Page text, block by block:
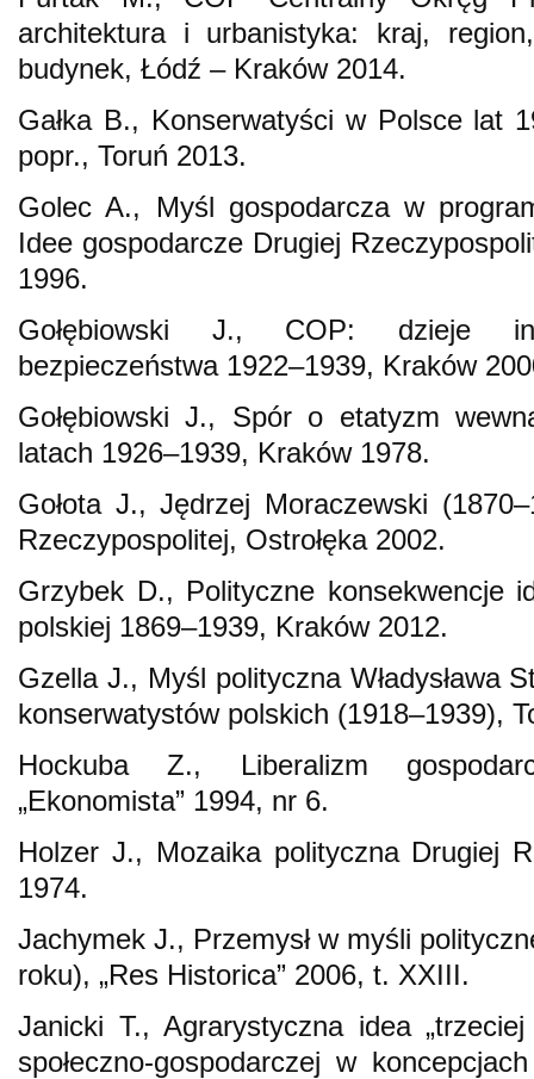
architektura i urbanistyka: kraj,
budynek, Łódź – Kraków 2014.
Gałka B., Konserwatyści w Polsce lat
popr., Toruń 2013.
Golec A., Myśl gospodarcza w
Idee gospodarcze Drugiej
1996.
Gołębiowski J., COP: dzieje
bezpieczeństwa 1922–1939, Kraków
Gołębiowski J., Spór o etatyzm
latach 1926–1939, Kraków 1978.
Gołota J., Jędrzej Moraczewski
Rzeczypospolitej, Ostrołęka 2002.
Grzybek D., Polityczne konsekwencje
polskiej 1869–1939, Kraków 2012.
Gzella J., Myśl polityczna Władysława
konserwatystów polskich (1918–1939),
Hockuba Z., Liberalizm
„Ekonomista” 1994, nr 6.
Holzer J., Mozaika polityczna Drugiej
1974.
Jachymek J., Przemysł w myśli
roku), „Res Historica” 2006, t. XXIII.
Janicki T., Agrarystyczna idea
społeczno-gospodarczej w